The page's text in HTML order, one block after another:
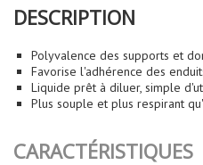
DESCRIPTION
Polyvalence des supports et
Favorise l'adhérence des
Liquide prêt à diluer, simple
Plus souple et plus respirant
CARACTÉRISTIQUES